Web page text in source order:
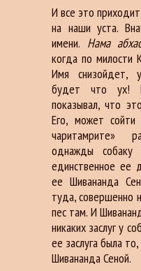
И все это
на наши уста.
имени. Нама
когда по милости
Имя снизойдет,
будет что ух!
показывал, что
Его, может
чаритамрите»
однажды собаку
единственное ее
ее Шивананда
туда, совершенно
пес там. И
никаких заслуг у
ее заслуга была
Шивананда Сеной.